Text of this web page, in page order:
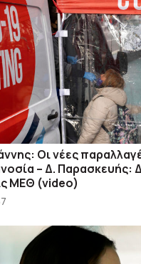
Οι νέες
– Δ. Παρασκευής:
ΜΕΘ (video)